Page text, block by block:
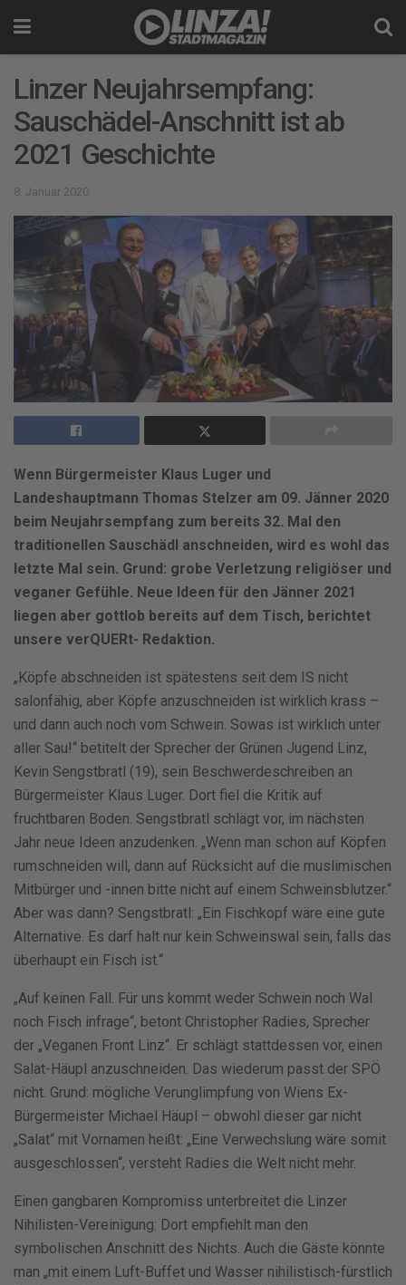
Linzer Neujahrsempfang:
Sauschädel-Anschnitt ist ab
2021 Geschichte
8. Januar 2020
Wenn Bürgermeister Klaus Luger und
Landeshauptmann Thomas Stelzer am 09. Jänner 2020
beim Neujahrsempfang zum bereits 32. Mal den
traditionellen Sauschädl anschneiden, wird es wohl das
letzte Mal sein. Grund: grobe Verletzung religiöser und
veganer Gefühle. Neue Ideen für den Jänner 2021
liegen aber gottlob bereits auf dem Tisch, berichtet
unsere verQUERt- Redaktion.
„Köpfe abschneiden ist spätestens seit dem IS nicht
salonfähig, aber Köpfe anzuschneiden ist wirklich krass –
und dann auch noch vom Schwein. Sowas ist wirklich unter
aller Sau!“ betitelt der Sprecher der Grünen Jugend Linz,
Kevin Sengstbratl (19), sein Beschwerdeschreiben an
Bürgermeister Klaus Luger. Dort fiel die Kritik auf
fruchtbaren Boden. Sengstbratl schlägt vor, im nächsten
Jahr neue Ideen anzudenken. „Wenn man schon auf Köpfen
rumschneiden will, dann auf Rücksicht auf die muslimischen
Mitbürger und -innen bitte nicht auf einem Schweinsblutzer.“
Aber was dann? Sengstbratl: „Ein Fischkopf wäre eine gute
Alternative. Es darf halt nur kein Schweinswal sein, falls das
überhaupt ein Fisch ist.“
„Auf keinen Fall. Für uns kommt weder Schwein noch Wal
noch Fisch infrage“, betont Christopher Radies, Sprecher
der „Veganen Front Linz“. Er schlägt stattdessen vor, einen
Salat-Häupl anzuschneiden. Das wiederum passt der SPÖ
nicht. Grund: mögliche Verunglimpfung von Wiens Ex-
Bürgermeister Michael Häupl – obwohl dieser gar nicht
„Salat“ mit Vornamen heißt: „Eine Verwechslung wäre somit
ausgeschlossen“, versteht Radies die Welt nicht mehr.
Einen gangbaren Kompromiss unterbreitet die Linzer
Nihilisten-Vereinigung: Dort empfiehlt man den
symbolischen Anschnitt des Nichts. Auch die Gäste könnte
man „mit einem Luft-Buffet und Wasser nihilistisch-fürstlich